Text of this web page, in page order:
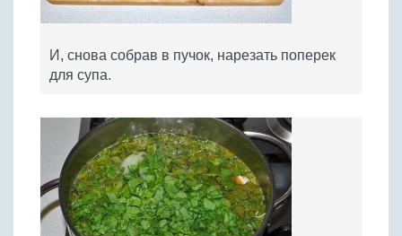
И, снова собрав в пучок, нарезать поперек
для супа.